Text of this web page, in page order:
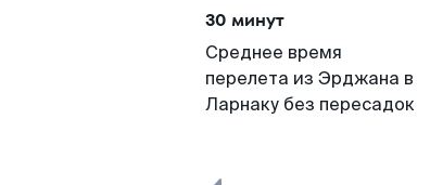
30 минут
Среднее время
перелета из Эрджана в
Ларнаку без пересадок